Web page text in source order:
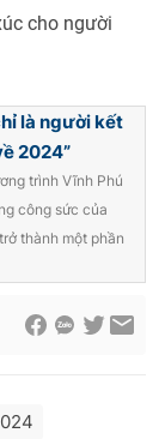
cho người
là người kết
2024”
trình Vĩnh Phú
công sức của
thành một phần